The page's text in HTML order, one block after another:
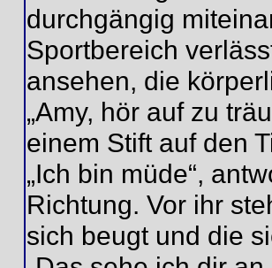
durchgängig
Sportbereich
ansehen, die
„Amy, hör auf zu
einem Stift auf den
„Ich bin müde“,
Richtung. Vor ihr
sich beugt und die